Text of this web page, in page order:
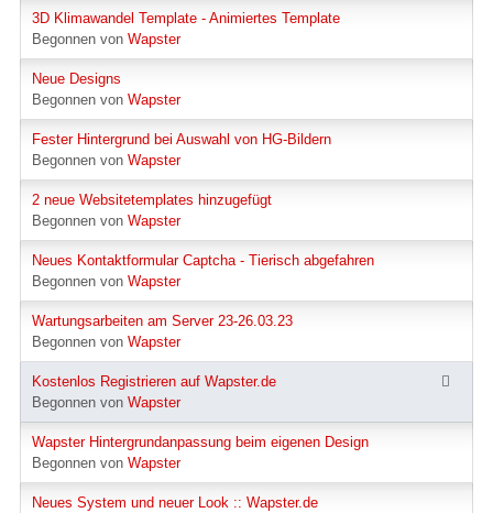
3D Klimawandel Template - Animiertes Template
Begonnen von Wapster
Neue Designs
Begonnen von Wapster
Fester Hintergrund bei Auswahl von HG-Bildern
Begonnen von Wapster
2 neue Websitetemplates hinzugefügt
Begonnen von Wapster
Neues Kontaktformular Captcha - Tierisch abgefahren
Begonnen von Wapster
Wartungsarbeiten am Server 23-26.03.23
Begonnen von Wapster
Kostenlos Registrieren auf Wapster.de
Begonnen von Wapster
Wapster Hintergrundanpassung beim eigenen Design
Begonnen von Wapster
Neues System und neuer Look :: Wapster.de